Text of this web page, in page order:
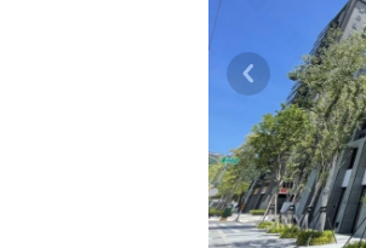
2025年2月區業績TOP1